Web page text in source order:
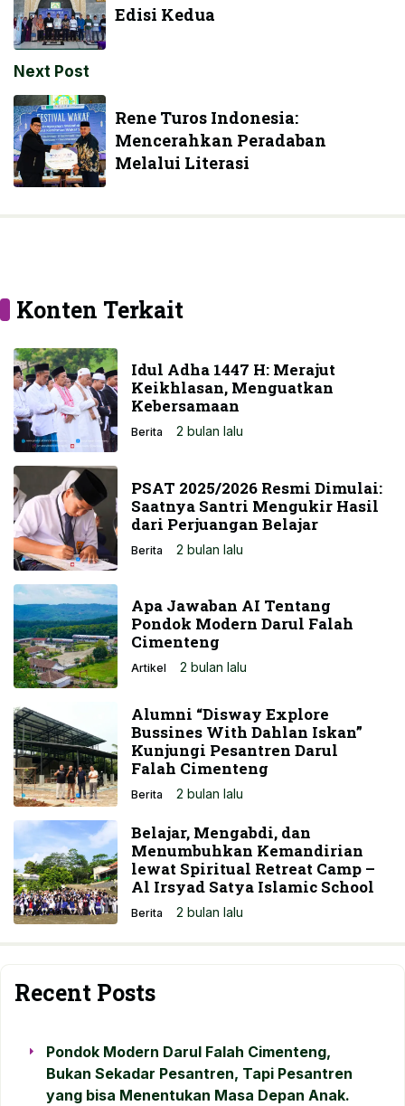
Edisi Kedua
Next Post
Rene Turos Indonesia:
Mencerahkan Peradaban
Melalui Literasi
Konten Terkait
Idul Adha 1447 H: Merajut
Keikhlasan, Menguatkan
Kebersamaan
Berita 2 bulan lalu
PSAT 2025/2026 Resmi Dimulai:
Saatnya Santri Mengukir Hasil
dari Perjuangan Belajar
Berita 2 bulan lalu
Apa Jawaban AI Tentang
Pondok Modern Darul Falah
Cimenteng
Artikel 2 bulan lalu
Alumni “Disway Explore
Bussines With Dahlan Iskan”
Kunjungi Pesantren Darul
Falah Cimenteng
Berita 2 bulan lalu
Belajar, Mengabdi, dan
Menumbuhkan Kemandirian
lewat Spiritual Retreat Camp –
Al Irsyad Satya Islamic School
Berita 2 bulan lalu
Recent Posts
Pondok Modern Darul Falah Cimenteng,
Bukan Sekadar Pesantren, Tapi Pesantren
yang bisa Menentukan Masa Depan Anak.